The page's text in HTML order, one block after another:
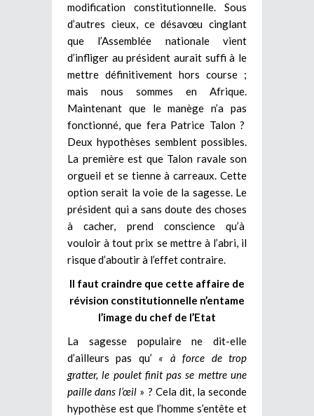
modification constitutionnelle. Sous
d’autres cieux, ce désavœu cinglant
que l’Assemblée nationale vient
d’infliger au président aurait suffi à le
mettre définitivement hors course ;
mais nous sommes en Afrique.
Maintenant que le manège n’a pas
fonctionné, que fera Patrice Talon ?
Deux hypothèses semblent possibles.
La première est que Talon ravale son
orgueil et se tienne à carreaux. Cette
option serait la voie de la sagesse. Le
président qui a sans doute des choses
à cacher, prend conscience qu’à
vouloir à tout prix se mettre à l’abri, il
risque d’aboutir à l’effet contraire.
Il faut craindre que cette affaire de
révision constitutionnelle n’entame
l’image du chef de l’Etat
La sagesse populaire ne dit-elle
d’ailleurs pas qu’ « à force de trop
gratter, le poulet finit pas se mettre une
paille dans l’œil » ? Cela dit, la seconde
hypothèse est que l’homme s’entête et